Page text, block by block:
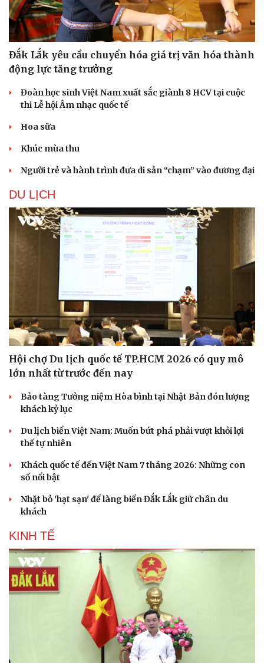
Sân khấu - Điện ảnh
Văn học
Âm nhạc
Di sản
Nghệ sĩ
Thời trang
Sao Việt
Đắk Lắk yêu cầu chuyển hóa giá trị văn hóa thành
động lực tăng trưởng
Đoàn học sinh Việt Nam xuất sắc giành 8 HCV tại cuộc
thi Lễ hội Âm nhạc quốc tế
Hoa sữa
Khúc mùa thu
Người trẻ và hành trình đưa di sản “chạm” vào đương đại
DU LỊCH
Hội chợ Du lịch quốc tế TP.HCM 2026 có quy mô
lớn nhất từ trước đến nay
Bảo tàng Tưởng niệm Hòa bình tại Nhật Bản đón lượng
khách kỷ lục
Du lịch biển Việt Nam: Muốn bứt phá phải vượt khỏi lợi
thế tự nhiên
Khách quốc tế đến Việt Nam 7 tháng 2026: Những con
số nổi bật
Nhặt bỏ 'hạt sạn' để làng biển Đắk Lắk giữ chân du
khách
KINH TẾ